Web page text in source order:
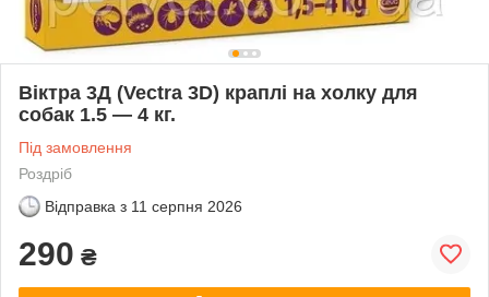
Віктра 3Д (Vectra 3D) краплі на холку для
собак 1.5 — 4 кг.
Під замовлення
Роздріб
Відправка з 11 серпня 2026
290 ₴